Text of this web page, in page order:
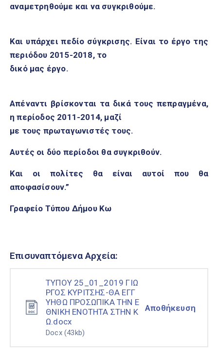
αναμετρηθούμε και να συγκριθούμε.
Και υπάρχει πεδίο σύγκρισης. Είναι το έργο της
περιόδου 2015-2018, το
δικό μας έργο.
Απέναντι βρίσκονται τα δικά τους πεπραγμένα,
η περίοδος 2011-2014, μαζί
με τους πρωταγωνιστές τους.
Αυτές οι δύο περίοδοι θα συγκριθούν.
Και οι πολίτες θα είναι αυτοί που θα
αποφασίσουν.”
Γραφείο Τύπου Δήμου Κω
Επισυναπτόμενα Αρχεία:
ΤΥΠΟΥ 25_01_2019 ΓΙΩ
ΡΓΟΣ ΚΥΡΙΤΣΗΣ-ΘΑ ΕΓΓ
ΥΗΘΩ ΠΡΟΣΩΠΙΚΑ ΤΗΝ Ε
ΘΝΙΚΗ ΕΝΟΤΗΤΑ ΣΤΗΝ Κ
Ω.docx
Docx (43kb)
Αποθήκευση